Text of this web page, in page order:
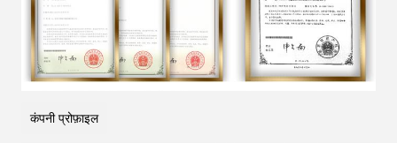
कंपनी प्रोफ़ाइल